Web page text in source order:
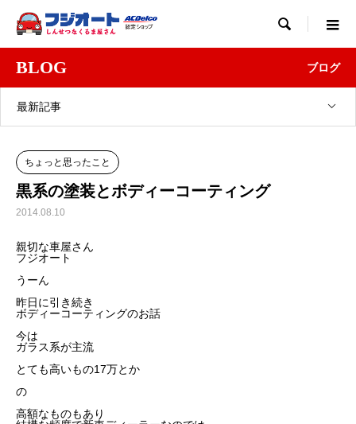

BLOG ブログ
最新記事
ちょっと思ったこと
黒系の塗装とボディーコーティング
2014.08.10
親切な車屋さん
フジオート
うーん
昨日に引き続き
ボディーコーティングのお話
今は
ガラス系が主流
とても高いもの17万とか
の
高額なものもあり